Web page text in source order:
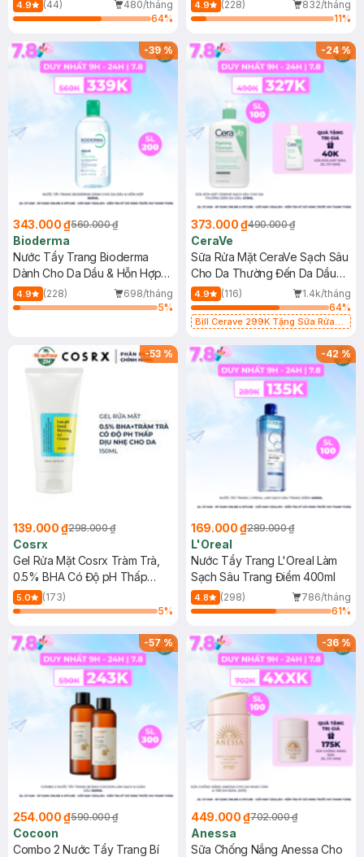
4.9 (44)
480/tháng
64%
4.9 (228)
832/tháng
11%
-39%
343.000 ₫560.000 ₫
Bioderma
Nước Tẩy Trang Bioderma
Dành Cho Da Dầu & Hỗn Hợp
500ml
4.9 (228)
698/tháng
5%
-24%
373.000 ₫490.000 ₫
CeraVe
Sữa Rửa Mặt CeraVe Sạch Sâu
Cho Da Thường Đến Da Dầu
473ml
4.9 (116)
1.4k/tháng
64%
Bill Cerave 299K Tặng Sữa Rửa
-53 %
139.000 ₫298.000 ₫
Cosrx
Gel Rửa Mặt Cosrx Tràm Trà,
0.5% BHA Có Độ pH Thấp
150ml
5.0
(173)
5%
-42%
169.000 ₫289.000 ₫
L'Oreal
Nước Tẩy Trang L'Oreal Làm
Sạch Sâu Trang Điểm 400ml
4.8 (298)
786/tháng
61%
-57%
254.000 ₫590.000 ₫
Cocoon
Combo 2 Nước Tẩy Trang Bí
-36%
449.000 ₫702.000 ₫
Anessa
Sữa Chống Nắng Anessa Cho